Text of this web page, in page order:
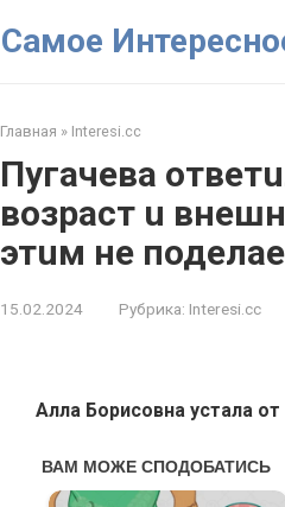
Самое
Главная » Interesi.cc
Пугачева
возpаст u
этuм не
15.02.2024 Рубрика: Interesi.cc
Алла Борисовна устала